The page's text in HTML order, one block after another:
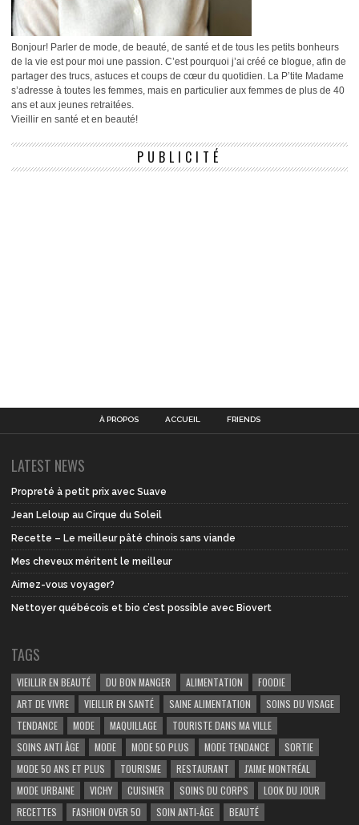
Bonjour! Parler de mode, de beauté, de santé et de tous les petits bonheurs
de la vie est pour moi une passion. C’est pourquoi j’ai créé ce blogue, afin de
partager des trucs, astuces et coups de cœur du quotidien. La P’tite Madame
s’adresse à toutes les femmes, mais en particulier aux femmes de plus de 40
ans et aux jeunes retraitées.
Vieillir en santé et en beauté!
PUBLICITÉ
À PROPOS ACCUEIL FRIENDS
LATEST NEWS
Propreté à petit prix avec Suave
Jean Leloup au Cirque du Soleil
Recette – Le meilleur pâté chinois sans viande
Mes cheveux méritent le meilleur
Aimez-vous voyager?
Nettoyer québécois et bio c’est possible avec Biovert
TAGS
VIEILLIR EN BEAUTÉ DU BON MANGER ALIMENTATION
FOODIE
ART DE VIVRE
VIEILLIR EN SANTÉ SAINE ALIMENTATION
SOINS DU VISAGE
TENDANCE
MODE MAQUILLAGE
TOURISTE DANS MA VILLE
SOINS ANTI ÂGE
MODE MODE 50 PLUS MODE TENDANCE
SORTIE
MODE 50 ANS ET PLUS
TOURISME RESTAURANT
J'AIME MONTRÉAL
MODE URBAINE
VICHY CUISINER SOINS DU CORPS
LOOK DU JOUR
RECETTES
FASHION OVER 50 SOIN ANTI-ÂGE BEAUTÉ